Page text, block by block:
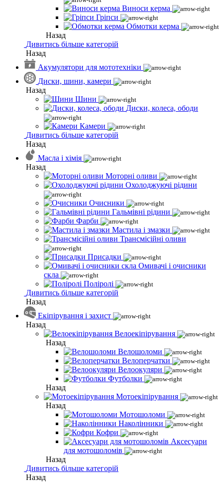
Виноси керма
Гріпси
Обмотки керма
Назад
Дивитись більше категорій
Назад
Акумулятори для мототехніки
Диски, шини, камери
Назад
Шини
Диски, колеса, ободи
Камери
Дивитись більше категорій
Назад
Масла і хімія
Назад
Моторні оливи
Охолоджуючі рідини
Очисники
Гальмівні рідини
Фарби
Мастила і змазки
Трансмісійні оливи
Присадки
Омивачі і очисники
скла
Поліролі
Дивитись більше категорій
Назад
Екіпірування і захист
Назад
Велоекіпірування
Назад
Велошоломи
Велоперчатки
Велоокуляри
Футболки
Назад
Мотоекіпірування
Назад
Мотошоломи
Наколінники
Кофри
Аксесуари
для мотошоломів
Назад
Дивитись більше категорій
Назад